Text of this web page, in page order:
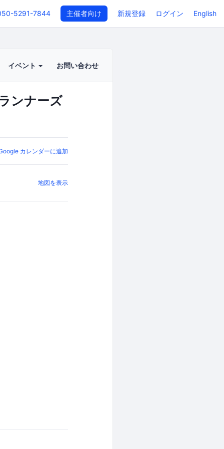
5291-7844 主催者向け 新規登録 ログイン English
イベント お問い合わせ
ンナーズ
カレンダーに追加
地図を表示